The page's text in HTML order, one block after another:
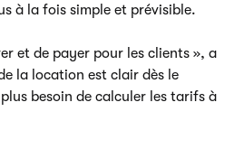
à la fois simple et prévisible.
et de payer pour les clients », a
la location est clair dès le
plus besoin de calculer les tarifs à